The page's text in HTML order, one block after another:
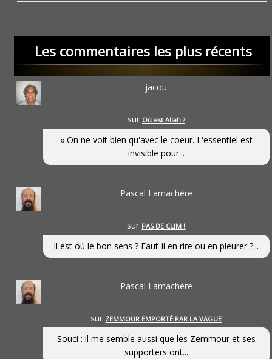
Les commentaires les plus récents
jacou
sur Où est Allah ?
« On ne voit bien qu'avec le coeur. L'essentiel est
invisible pour...
Pascal Lamachère
sur PAS DE CLIM !
Il est où le bon sens ? Faut-il en rire ou en pleurer ?...
Pascal Lamachère
sur ZEMMOUR EMPORTÉ PAR LA VAGUE
Souci : il me semble aussi que les Zemmour et ses
supporters ont...